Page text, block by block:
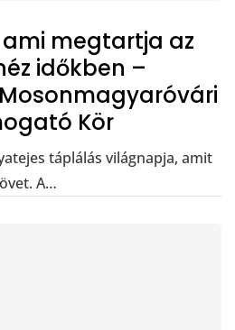
ami megtartja az
időkben –
Kör
táplálás világnapja, amit
A…